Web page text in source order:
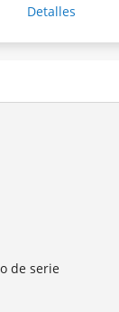
Detalles
de serie